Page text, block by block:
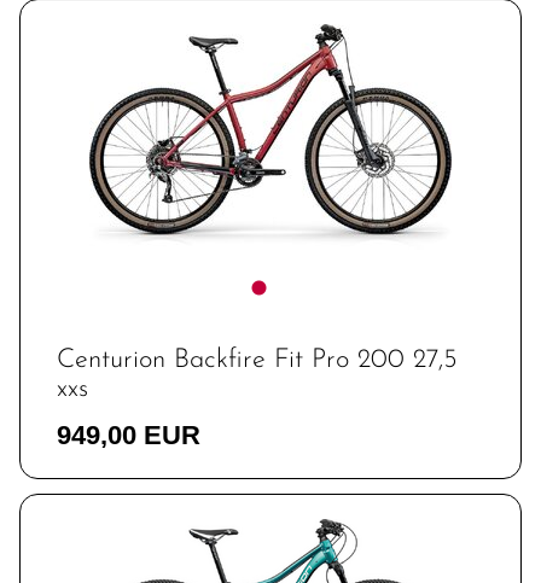
Centurion Backfire Fit Pro 200 27,5
xxs
949,00 EUR